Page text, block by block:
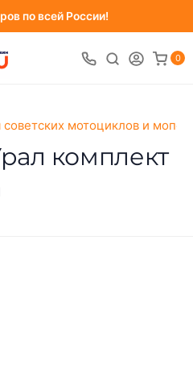
по всей России!
0
советских мотоциклов и
комплект